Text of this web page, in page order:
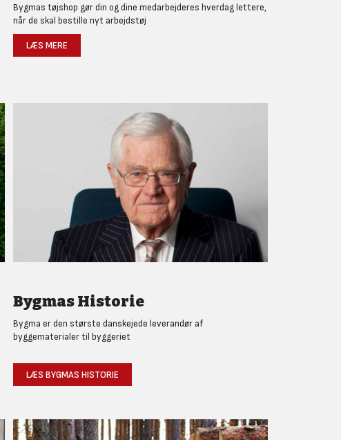
Bygmas tøjshop gør din og dine medarbejderes hverdag lettere,
når de skal bestille nyt arbejdstøj
LÆS MERE
Bygmas Historie
Bygma er den største danskejede leverandør af
byggematerialer til byggeriet
LÆS BYGMAS HISTORIE